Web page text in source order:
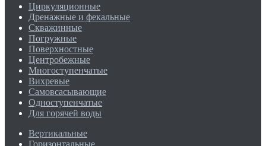
Циркуляционные
Дренажные и фекальные
Скважинные
Погружные
Поверхностные
Центробежные
Многоступенчатые
Вихревые
Самовсасывающие
Одноступенчатые
Для горячей воды
Вертикальные
Горизонтальные